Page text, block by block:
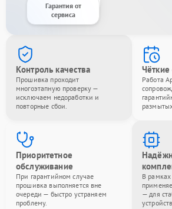
Гарантия от
сервиса
Контроль качества
Прошивка проходит
многоэтапную проверку —
исключаем недоработки и
повторные сбои.
Чёткие
Работа
Приоритетное
обслуживание
При гарантийном случае
прошивка выполняется вне
очереди — быстро устраняем
проблему.
В
— для